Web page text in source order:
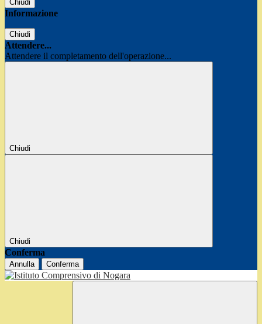
Chiudi
Informazione
Chiudi
Attendere...
Attendere il completamento dell'operazione...
Chiudi
Chiudi
Conferma
Annulla Conferma